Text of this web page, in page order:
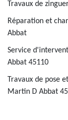
Travaux de
Réparation et
Abbat
Service
Abbat 45110
Travaux de pose
Martin D Abbat